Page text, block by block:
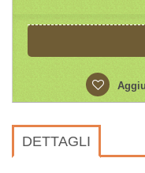
DETTAGLI